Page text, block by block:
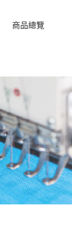
商品總覽